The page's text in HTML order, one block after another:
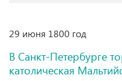
29 июня 1800 год
В Санкт-Петербурге
католическая